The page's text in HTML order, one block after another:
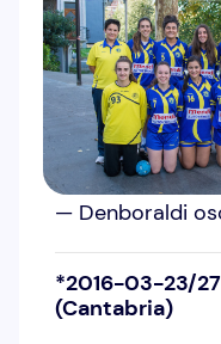
— Denboraldi
*2016-03-23/
(Cantabria)